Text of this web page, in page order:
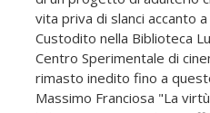
vita priva di slanci accanto
Custodito nella Biblioteca
Centro Sperimentale di
rimasto inedito fino a
Massimo Franciosa "La